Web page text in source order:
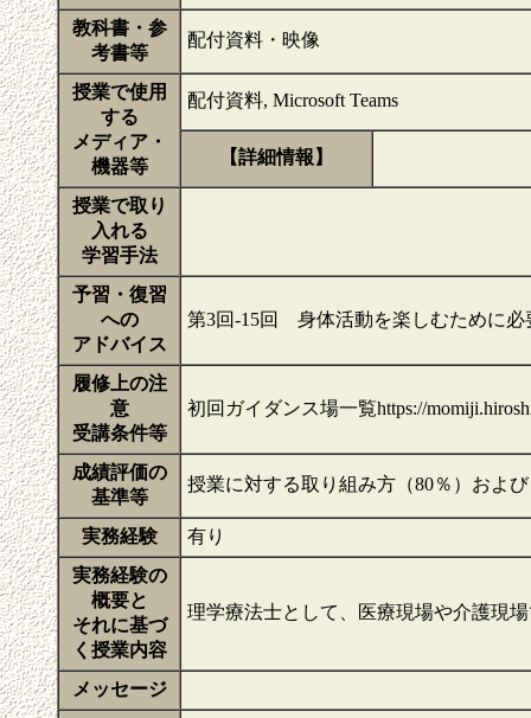
教科書・参
考書等
配付資料・映像
授業で使用
する
メディア・
機器等
配付資料, Microsoft Teams
【詳細情報】
授業で取り
入れる
学習手法
予習・復習
への
アドバイス
第3回-15回 身体活動を楽しむために
履修上の注
意
受講条件等
初回ガイダンス場一覧https://
成績評価の
基準等
授業に対する取り組み方（80％）およ
実務経験
有り
実務経験の
概要と
それに基づ
く授業内容
理学療法士として、医療現場や介護現
メッセージ